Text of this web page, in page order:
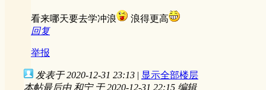
看来哪天要去学冲浪
浪得更高
回复
举报
发表于 2020-12-31 23:13 | 显示全部楼层
本帖最后由 和宁 于 2020-12-31 22:15 编辑